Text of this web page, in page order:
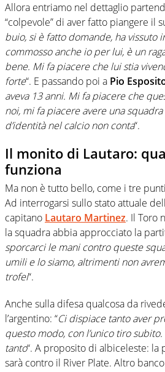
Allora entriamo nel dettaglio
“colpevole” di aver fatto piangere il
buio, si è fatto domande, ha vissuto
commosso anche io per lui, è un
bene. Mi fa piacere che lui stia
forte“. E passando poi a Pio
aveva 13 anni. Mi fa piacere che
noi, mi fa piacere avere una
d’identità nel calcio non conta“.
Il monito di Lautaro:
funziona
Ma non è tutto bello, come i tre
Ad interrogarsi sullo stato attuale
capitano Lautaro Martinez. Il Toro
la squadra abbia approcciato la
sporcarci le mani contro queste
umili e lo siamo, altrimenti non
trofei“.
Anche sulla difesa qualcosa da
l’argentino: “Ci dispiace tanto aver
questo modo, con l’unico tiro
tanto“. A proposito di albiceleste: la
sarà contro il River Plate. Altro